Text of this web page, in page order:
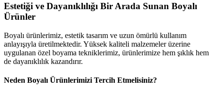
Estetiği ve Dayanıklılığı Bir Arada Sunan Boyalı
Ürünler
Boyalı ürünlerimiz, estetik tasarım ve uzun ömürlü kullanım
anlayışıyla üretilmektedir. Yüksek kaliteli malzemeler üzerine
uygulanan özel boyama tekniklerimiz, ürünlerimize hem şıklık hem
de dayanıklılık kazandırır.
Neden Boyalı Ürünlerimizi Tercih Etmelisiniz?